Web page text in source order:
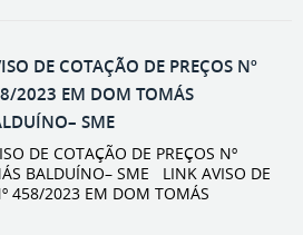
DE COTAÇÃO DE PREÇOS Nº
2023 EM DOM TOMÁS
SME
DE COTAÇÃO DE PREÇOS Nº
BALDUÍNO– SME LINK AVISO DE
458/2023 EM DOM TOMÁS